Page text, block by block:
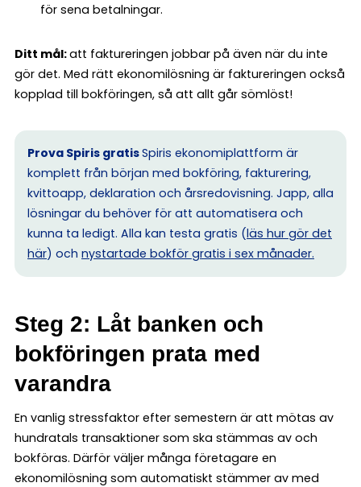
för sena betalningar.
Ditt mål:att faktureringen jobbar på även när du inte
gör det. Med rätt ekonomilösning är faktureringen också
kopplad till bokföringen, så att allt går sömlöst!
Prova Spiris gratisSpiris ekonomiplattform är
komplett från början med bokföring, fakturering,
kvittoapp, deklaration och årsredovisning. Japp, alla
lösningar du behöver för att automatisera och
kunna ta ledigt. Alla kan testa gratis (läs hur gör det
här) och nystartade bokför gratis i sex månader.
Steg 2: Låt banken och
bokföringen prata med
varandra
En vanlig stressfaktor efter semestern är att mötas av
hundratals transaktioner som ska stämmas av och
bokföras. Därför väljer många företagare en
ekonomilösning som automatiskt stämmer av med